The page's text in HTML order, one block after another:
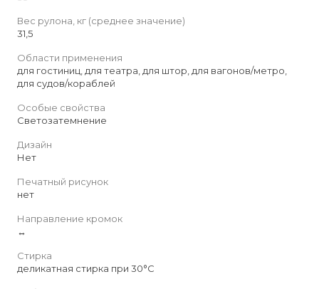
Вес рулона, кг (среднее значение)
31,5
Области применения
для гостиниц, для театра, для штор, для вагонов/метро,
для судов/кораблей
Особые свойства
Светозатемнение
Дизайн
Нет
Печатный рисунок
нет
Направление кромок
↔
Стирка
деликатная стирка при 30°С